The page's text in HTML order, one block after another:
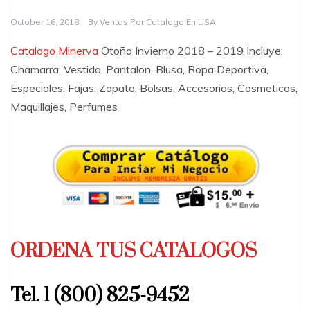
October 16, 2018 By Ventas Por Catalogo En USA
Catalogo Minerva Otoño Invierno 2018 – 2019 Incluye:
Chamarra, Vestido, Pantalon, Blusa, Ropa Deportiva,
Especiales, Fajas, Zapato, Bolsas, Accesorios, Cosmeticos,
Maquillajes, Perfumes
ORDENA TUS CATALOGOS
Tel. 1 (800) 825-9452